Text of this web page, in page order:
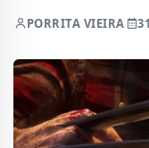
PORRITA VIEIRA